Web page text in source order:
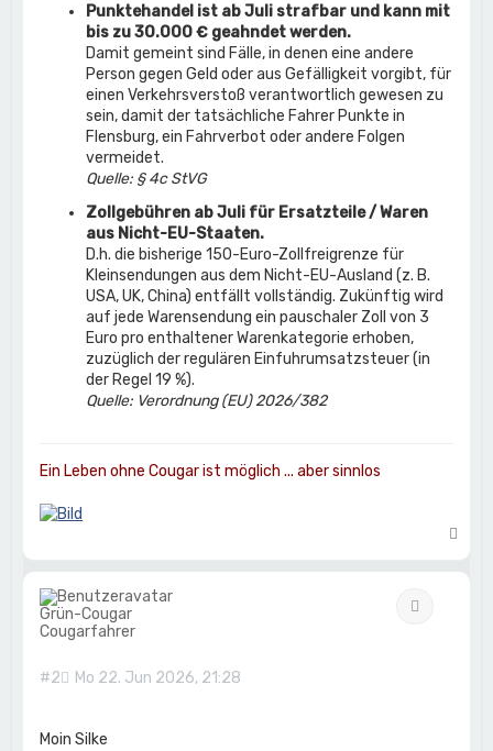
Punktehandel ist ab Juli strafbar und kann mit
bis zu 30.000 € geahndet werden.
Damit gemeint sind Fälle, in denen eine andere
Person gegen Geld oder aus Gefälligkeit vorgibt, für
einen Verkehrsverstoß verantwortlich gewesen zu
sein, damit der tatsächliche Fahrer Punkte in
Flensburg, ein Fahrverbot oder andere Folgen
vermeidet.
Quelle: § 4c StVG
Zollgebühren ab Juli für Ersatzteile / Waren
aus Nicht-EU-Staaten.
D.h. die bisherige 150-Euro-Zollfreigrenze für
Kleinsendungen aus dem Nicht-EU-Ausland (z. B.
USA, UK, China) entfällt vollständig. Zukünftig wird
auf jede Warensendung ein pauschaler Zoll von 3
Euro pro enthaltener Warenkategorie erhoben,
zuzüglich der regulären Einfuhrumsatzsteuer (in
der Regel 19 %).
Quelle: Verordnung (EU) 2026/382
Ein Leben ohne Cougar ist möglich ... aber sinnlos
a
c
Grün-Cougar
Cougarfahrer
#2 Mo 22. Jun 2026, 21:28
Moin Silke